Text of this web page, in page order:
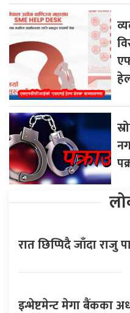
रात छिप्पिदै जाँदा राजु
इन्भेष्टमेन्ट मेगा बैंकका